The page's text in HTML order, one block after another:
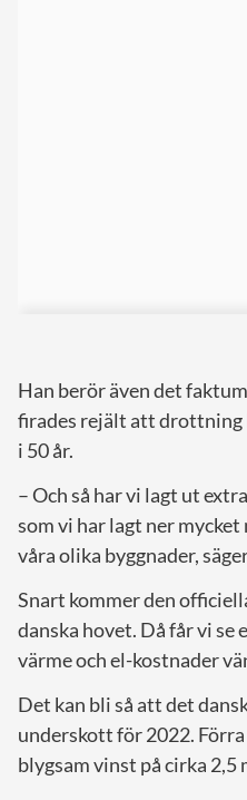
Han berör även det
firades rejält att
i 50 år.
– Och så har vi lagt ut
som vi har lagt ner
våra olika byggnader,
Snart kommer den
danska hovet. Då får vi
värme och el-kostnader
Det kan bli så att det
underskott för 2022.
blygsam vinst på cirka